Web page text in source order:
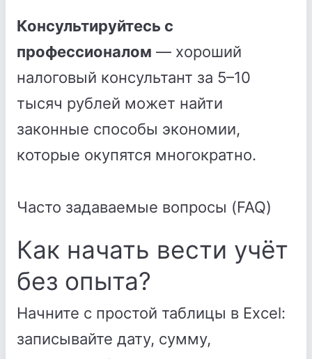
Консультируйтесь с
профессионалом — хороший
налоговый консультант за 5–10
тысяч рублей может найти
законные способы экономии,
которые окупятся многократно.
Часто задаваемые вопросы (FAQ)
Как начать вести учёт
без опыта?
Начните с простой таблицы в Excel:
записывайте дату, сумму,